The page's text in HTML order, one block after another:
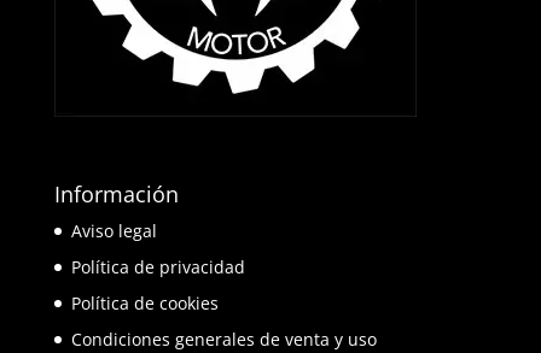
Información
Aviso legal
Política de privacidad
Política de cookies
Condiciones generales de venta y uso